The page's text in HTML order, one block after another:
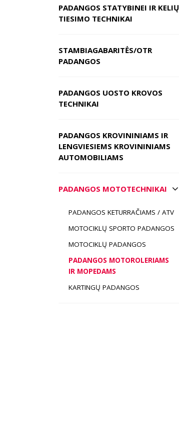
PADANGOS STATYBINEI IR KELIŲ
TIESIMO TECHNIKAI
STAMBIAGABARITĖS/OTR
PADANGOS
PADANGOS UOSTO KROVOS
TECHNIKAI
PADANGOS KROVININIAMS IR
LENGVIESIEMS KROVININIAMS
AUTOMOBILIAMS
PADANGOS MOTOTECHNIKAI
PADANGOS KETURRAČIAMS / ATV
MOTOCIKLŲ SPORTO PADANGOS
MOTOCIKLŲ PADANGOS
PADANGOS MOTOROLERIAMS
IR MOPEDAMS
KARTINGŲ PADANGOS